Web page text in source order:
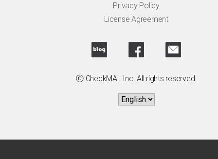
Privacy Policy
License Agreement
ⓒ CheckMAL Inc. All rights reserved.